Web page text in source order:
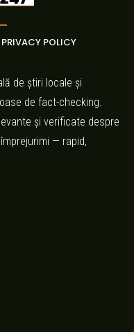
PRIVACY POLICY
de știri locale și
de fact-checking.
și verificate despre
— rapid,